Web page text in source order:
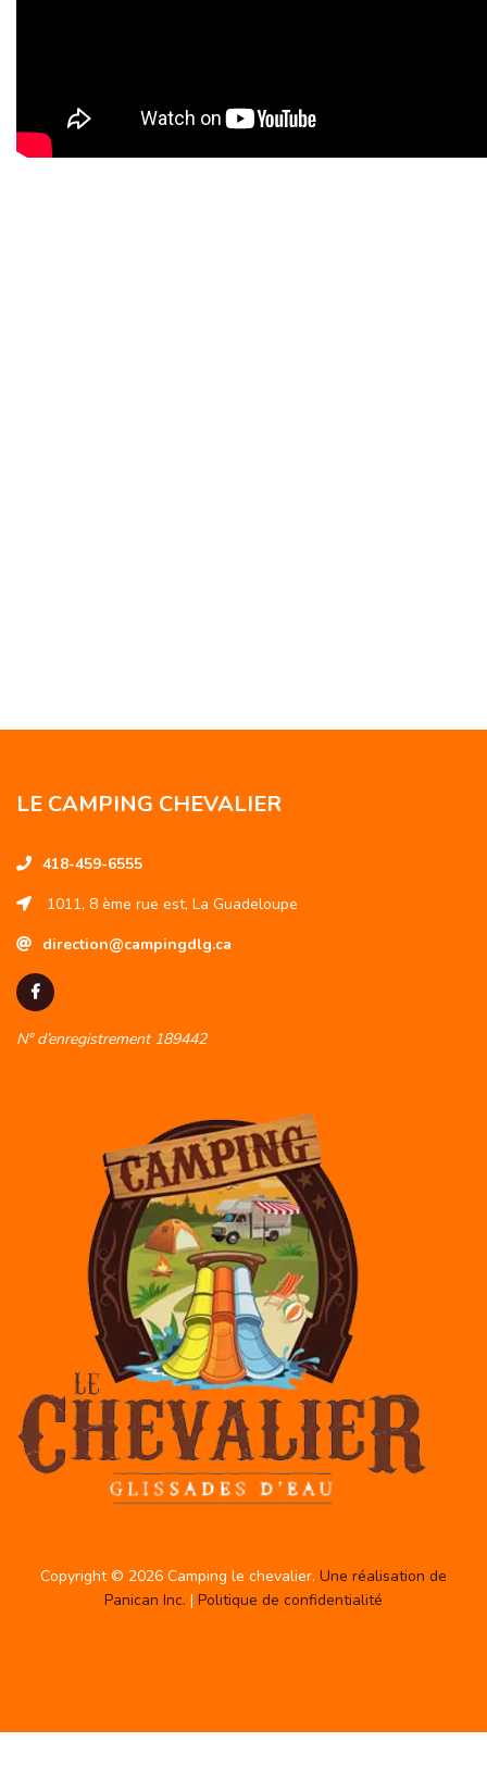
LE CAMPING CHEVALIER
418-459-6555
1011, 8 ème rue est, La Guadeloupe
direction@campingdlg.ca
N° d’enregistrement 189442
Copyright © 2026 Camping le chevalier. Une réalisation de
Panican Inc. | Politique de confidentialité